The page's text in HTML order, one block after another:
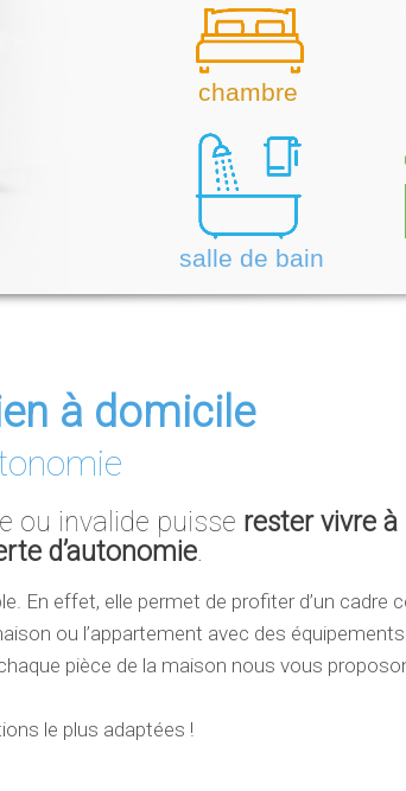
chambre
salle de bain
à domicile
ou invalide puisse rester vivre
d’autonomie.
En effet, elle permet de profiter d’un cadre
ou l’appartement avec des
pièce de la maison nous vous
le plus adaptées !